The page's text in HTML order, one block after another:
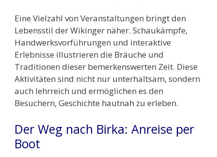
Eine Vielzahl von Veranstaltungen bringt den
Lebensstil der Wikinger näher. Schaukämpfe,
Handwerksvorführungen und interaktive
Erlebnisse illustrieren die Bräuche und
Traditionen dieser bemerkenswerten Zeit. Diese
Aktivitäten sind nicht nur unterhaltsam, sondern
auch lehrreich und ermöglichen es den
Besuchern, Geschichte hautnah zu erleben.
Der Weg nach Birka: Anreise per
Boot